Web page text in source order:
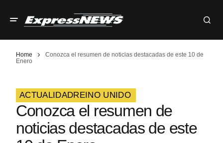
Home
Conozca el resumen de noticias destacadas de este 10 de
Enero
ACTUALIDADREINO UNIDO
Conozca el resumen de
noticias destacadas de este